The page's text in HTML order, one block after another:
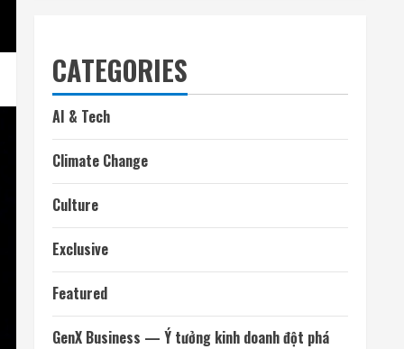
CATEGORIES
AI & Tech
Climate Change
Culture
Exclusive
Featured
GenX Business — Ý tưởng kinh doanh đột phá